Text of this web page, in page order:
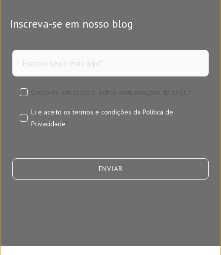
Inscreva-se em nosso blog
Concordo em receber outras comunicações da iDISC. *
Li e aceito os termos e condições da Política de
Privacidade*